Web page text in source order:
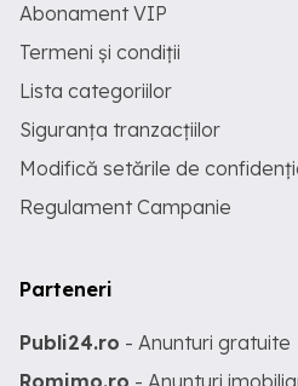
Abonament VIP
Termeni și condiții
Lista categoriilor
Siguranța tranzacțiilor
Modifică setările de
Regulament Campanie
Parteneri
Publi24.ro - Anunturi gratuite
Romimo.ro - Anunturi